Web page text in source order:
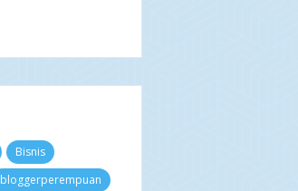
Bisnis
bloggerperempuan